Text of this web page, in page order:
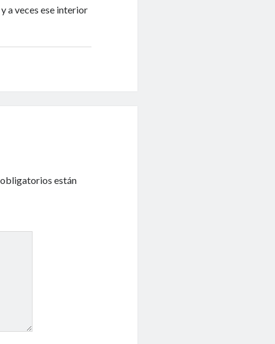
a veces ese interior
están